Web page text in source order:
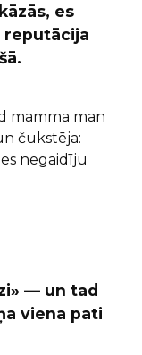
es
reputācija
mamma man
čukstēja:
negaidīju
— un tad
viena pati